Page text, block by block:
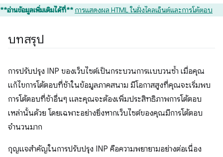
**อ่านข้อมูลเพิ่มเติมได้ที่** การแสดงผล HTML ในฝั่งไคลเอ็นต์และการโต้ตอบ
บทสรุป
การปรับปรุง INP ของเว็บไซต์เป็นกระบวนการแบบวนซ้ำ เมื่อคุณ
แก้ไขการโต้ตอบที่ช้าในข้อมูลภาคสนาม มีโอกาสสูงที่คุณจะเริ่มพบ
การโต้ตอบที่ช้าอื่นๆ และคุณจะต้องเพิ่มประสิทธิภาพการโต้ตอบ
เหล่านั้นด้วย โดยเฉพาะอย่างยิ่งหากเว็บไซต์ของคุณมีการโต้ตอบ
จำนวนมาก
กุญแจสำคัญในการปรับปรุง INP คือความพยายามอย่างต่อเนื่อง